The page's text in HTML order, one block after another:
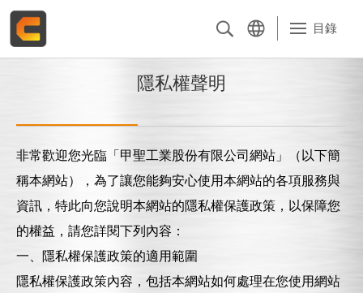
目錄
關於甲聖
產品介紹
電子型錄
品質管理
整體解決方案
隱私權聲明
非常歡迎您光臨「甲聖工業股份有限公司網站」（以下簡
稱本網站），為了讓您能夠安心使用本網站的各項服務與
資訊，特此向您說明本網站的隱私權保護政策，以保障您
的權益，請您詳閱下列內容：
一、隱私權保護政策的適用範圍
隱私權保護政策內容，包括本網站如何處理在您使用網站